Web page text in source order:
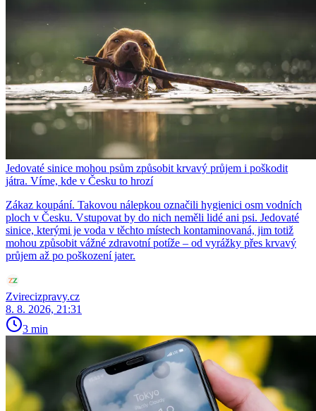
Jedovaté sinice mohou psům způsobit krvavý průjem i poškodit
játra. Víme, kde v Česku to hrozí
Zákaz koupání. Takovou nálepkou označili hygienici osm vodních
ploch v Česku. Vstupovat by do nich neměli lidé ani psi. Jedovaté
sinice, kterými je voda v těchto místech kontaminovaná, jim totiž
mohou způsobit vážné zdravotní potíže – od vyrážky přes krvavý
průjem až po poškození jater.
Zvirecizpravy.cz
8. 8. 2026, 21:31
3 min